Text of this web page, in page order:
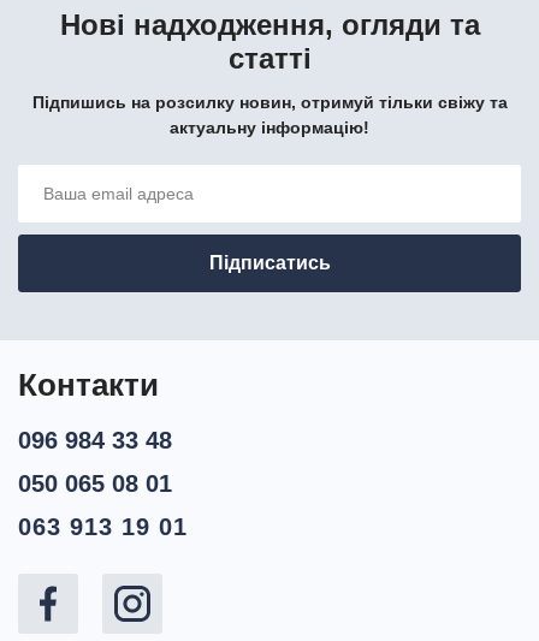
Нові надходження, огляди та
статті
Підпишись на розсилку новин, отримуй тільки свіжу та
актуальну інформацію!
Контакти
096 984 33 48
050 065 08 01
063 913 19 01